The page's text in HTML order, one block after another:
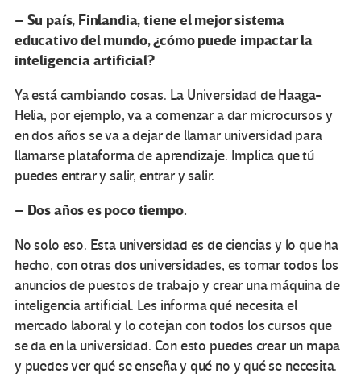
– Su país, Finlandia, tiene el mejor sistema
educativo del mundo, ¿cómo puede impactar la
inteligencia artificial?
Ya está cambiando cosas. La Universidad de Haaga-
Helia, por ejemplo, va a comenzar a dar microcursos y
en dos años se va a dejar de llamar universidad para
llamarse plataforma de aprendizaje. Implica que tú
puedes entrar y salir, entrar y salir.
– Dos años es poco tiempo.
No solo eso. Esta universidad es de ciencias y lo que ha
hecho, con otras dos universidades, es tomar todos los
anuncios de puestos de trabajo y crear una máquina de
inteligencia artificial. Les informa qué necesita el
mercado laboral y lo cotejan con todos los cursos que
se da en la universidad. Con esto puedes crear un mapa
y puedes ver qué se enseña y qué no y qué se necesita.